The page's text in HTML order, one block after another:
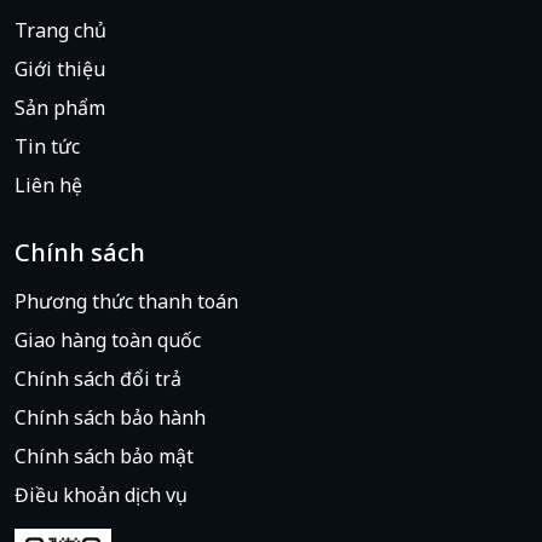
Trang chủ
Giới thiệu
Sản phẩm
Tin tức
Liên hệ
Chính sách
Phương thức thanh toán
Giao hàng toàn quốc
Chính sách đổi trả
Chính sách bảo hành
Chính sách bảo mật
Điều khoản dịch vụ